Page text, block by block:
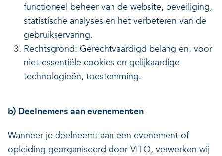
functioneel beheer van de website, beveiliging,
statistische analyses en het verbeteren van de
gebruikservaring.
Rechtsgrond: Gerechtvaardigd belang en, voor
niet-essentiële cookies en gelijkaardige
technologieën, toestemming.
b) Deelnemers aan evenementen
Wanneer je deelneemt aan een evenement of
opleiding georganiseerd door VITO, verwerken wij